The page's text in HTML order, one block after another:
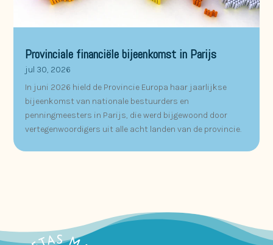
Provinciale financiële bijeenkomst in Parijs
jul 30, 2026
In juni 2026 hield de Provincie Europa haar jaarlijkse
bijeenkomst van nationale bestuurders en
penningmeesters in Parijs, die werd bijgewoond door
vertegenwoordigers uit alle acht landen van de provincie.